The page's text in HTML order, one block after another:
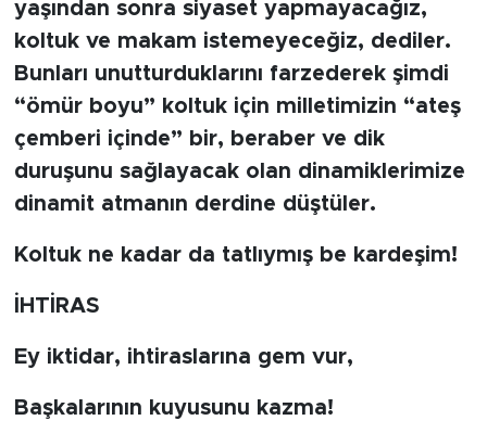
yaşından sonra siyaset yapmayacağız,
koltuk ve makam istemeyeceğiz, dediler.
Bunları unutturduklarını farzederek şimdi
“ömür boyu” koltuk için milletimizin “ateş
çemberi içinde” bir, beraber ve dik
duruşunu sağlayacak olan dinamiklerimize
dinamit atmanın derdine düştüler.
Koltuk ne kadar da tatlıymış be kardeşim!
İHTİRAS
Ey iktidar, ihtiraslarına gem vur,
Başkalarının kuyusunu kazma!